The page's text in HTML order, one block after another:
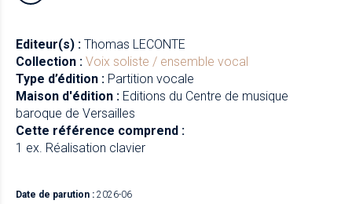
Editeur(s) : Thomas LECONTE
Collection : Voix soliste / ensemble vocal
Type d’édition : Partition vocale
Maison d'édition : Editions du Centre de musique
baroque de Versailles
Cette référence comprend :
1 ex. Réalisation clavier
Date de parution : 2026-06